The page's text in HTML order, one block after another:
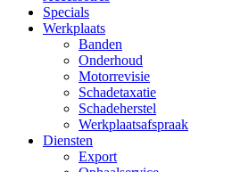
Specials
Werkplaats
Banden
Onderhoud
Motorrevisie
Schadetaxatie
Schadeherstel
Werkplaatsafspraak
Diensten
Export